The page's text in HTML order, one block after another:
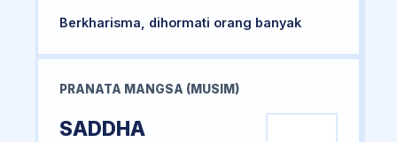
Berkharisma, dihormati orang banyak
PRANATA MANGSA (MUSIM)
SADDHA